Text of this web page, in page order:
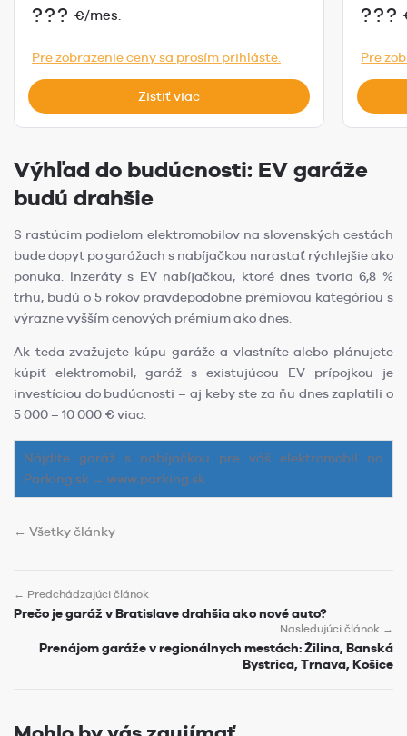
??? €/mes.
Pre zobrazenie ceny sa prosím prihláste.
Zistiť viac
???
Pre
Výhľad do budúcnosti: EV garáže
budú drahšie
S rastúcim podielom elektromobilov na slovenských cestách
bude dopyt po garážach s nabíjačkou narastať rýchlejšie ako
ponuka. Inzeráty s EV nabíjačkou, ktoré dnes tvoria 6,8 %
trhu, budú o 5 rokov pravdepodobne prémiovou kategóriou s
výrazne vyšším cenových prémium ako dnes.
Ak teda zvažujete kúpu garáže a vlastníte alebo plánujete
kúpiť elektromobil, garáž s existujúcou EV prípojkou je
investíciou do budúcnosti – aj keby ste za ňu dnes zaplatili o
5 000 – 10 000 € viac.
Nájdite garáž s nabíjačkou pre váš elektromobil na
Parking.sk → www.parking.sk
← Všetky články
← Predchádzajúci článok
Prečo je garáž v Bratislave drahšia ako nové auto?
Nasledujúci článok →
Prenájom garáže v regionálnych mestách: Žilina, Banská
Bystrica, Trnava, Košice